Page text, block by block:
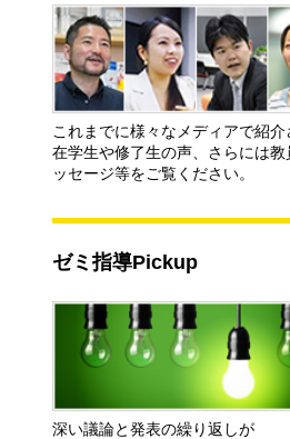
これまでに様々なメディアで紹介
在学生や修了生の声、さらには教
ッセージ等をご覧ください。
ゼミ指導Pickup
深い議論と発表の繰り返しが